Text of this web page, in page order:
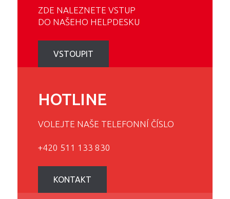
ZDE NALEZNETE VSTUP
DO NAŠEHO HELPDESKU
VSTOUPIT
HOTLINE
VOLEJTE NAŠE TELEFONNÍ ČÍSLO
+420 511 133 830
KONTAKT